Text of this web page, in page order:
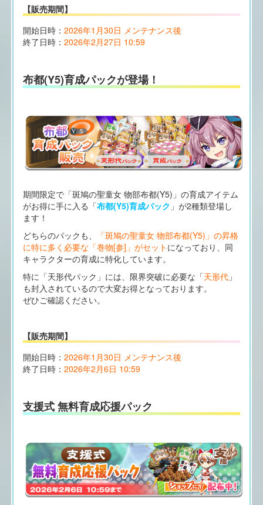
【販売期間】
開始日時： 2026年1月30日 メンテナンス後
終了日時： 2026年2月27日 10:59
布都(Y5)育成パックが登場！
期間限定で「斑鳩の聖童女 物部布都(Y5)」の育成アイテム
がお得に手に入る「布都(Y5)育成パック 」が2種類登場し
ます！
どちらのパックも、
「斑鳩の聖童女 物部布都(Y5)」の昇格
に特に多く必要な「巻物[参]」がセット になっており、同
キャラクターの育成に特化しています。
特に「天形代パック」には、限界突破に必要な「天形代」
も封入されているので大変お得となっております。
ぜひご確認ください。
【販売期間】
開始日時： 2026年1月30日 メンテナンス後
終了日時： 2026年2月6日 10:59
支援式 無料育成応援パック